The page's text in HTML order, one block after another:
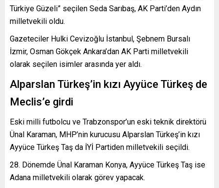
Türkiye Güzeli” seçilen Seda Sarıbaş, AK Parti’den Aydın
milletvekili oldu.
Gazeteciler Hulki Cevizoğlu İstanbul, Şebnem Bursalı
İzmir, Osman Gökçek Ankara’dan AK Parti milletvekili
olarak seçilen isimler arasında yer aldı.
Alparslan Türkeş’in kızı Ayyüce Türkeş de
Meclis’e girdi
Eski milli futbolcu ve Trabzonspor’un eski teknik direktörü
Ünal Karaman, MHP’nin kurucusu Alparslan Türkeş’in kızı
Ayyüce Türkeş Taş da İYİ Partiden milletvekili seçildi.
28. Dönemde Ünal Karaman Konya, Ayyüce Türkeş Taş ise
Adana milletvekili olarak görev yapacak.